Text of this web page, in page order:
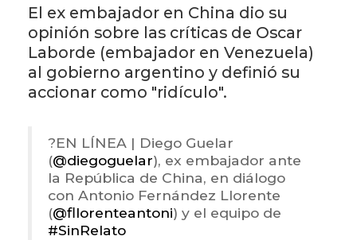
El ex embajador en China dio su
opinión sobre las críticas de Oscar
Laborde (embajador en Venezuela)
al gobierno argentino y definió su
accionar como "ridículo".
?️EN LÍNEA | Diego Guelar
(@diegoguelar), ex embajador ante
la República de China, en diálogo
con Antonio Fernández Llorente
(@fllorenteantoni) y el equipo de
#SinRelato